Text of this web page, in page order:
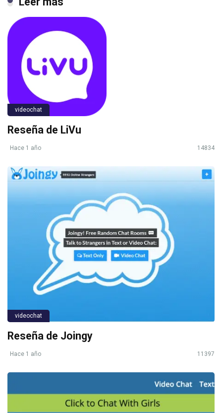
videochat
Reseña de LiVu
Hace 1 año 14834
videochat
Reseña de Joingy
Hace 1 año 11397